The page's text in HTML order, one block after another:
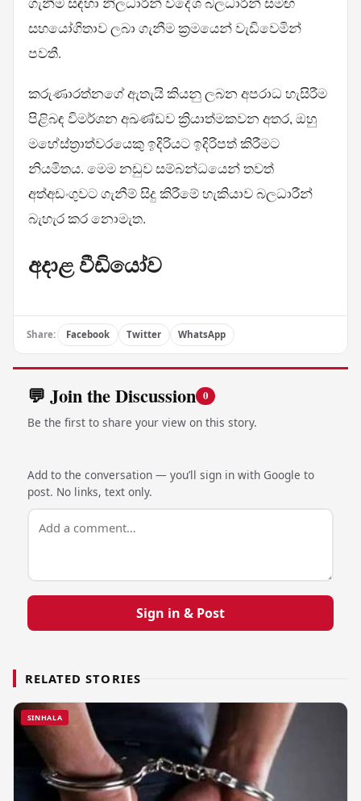
සහයෝගිතාව ලබා ගැනීම ක්‍රමයෙන් වැඩිවෙමින්
පවතී.
කරුණාරත්නගේ ඇතැයි කියනු ලබන අපරාධ හැසිරීම
පිළිබඳ විමර්ශන අඛණ්ඩව ක්‍රියාත්මකවන අතර, ඔහු
මහේස්ත්‍රාත්වරයෙකු ඉදිරියට ඉදිරිපත් කිරීමට
නියමිතය. මෙම නඩුව සම්බන්ධයෙන් තවත්
අත්අඩංගුවට ගැනීම් සිදු කිරීමේ හැකියාව බලධාරීන්
බැහැර කර නොමැත.
අදාළ වීඩියෝව
Share: Facebook Twitter WhatsApp
💬 Join the Discussion 0
Be the first to share your view on this story.
Add to the conversation — you’ll sign in with Google to
post. No links, text only.
Sign in & Post
RELATED STORIES
SINHALA